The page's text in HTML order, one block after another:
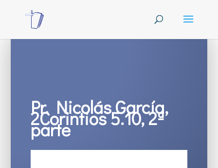
Pr. Nicolás García,
2Corintios 5.10, 2ª
parte